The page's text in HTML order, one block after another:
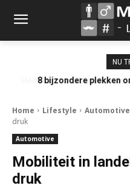
NU
8 bijzondere plekken
Home Lifestyle Automotive
druk
Automotive
Mobiliteit in
druk